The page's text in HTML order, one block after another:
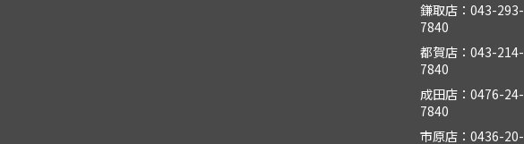
鎌取店：043-293-
7840
都賀店：043-214-
7840
成田店：0476-24-
7840
市原店：0436-20-